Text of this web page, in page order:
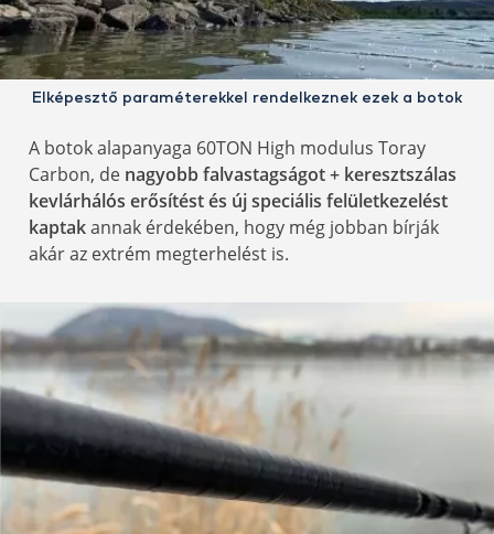
Elképesztő paraméterekkel rendelkeznek ezek a botok
A botok alapanyaga 60TON High modulus Toray
Carbon, de nagyobb falvastagságot + keresztszálas
kevlárhálós erősítést és új speciális felületkezelést
kaptakannak érdekében, hogy még jobban bírják
akár az extrém megterhelést is.